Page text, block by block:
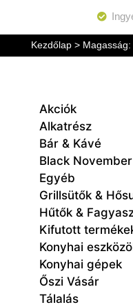
Kezdőlap> Magasság:
Akciók
Alkatrész
Bár & Kávé
Black November
Egyéb
Grillsütők &
Hűtők &
Kifutott
Konyhai
Konyhai gépek
Őszi Vásár
Tálalás